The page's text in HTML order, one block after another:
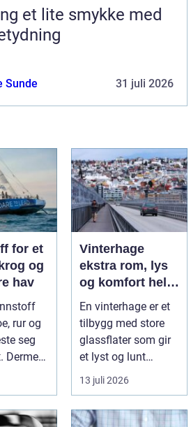
med
Sunde 31 juli 2026
for et
og
hav
rur og
seg
Dermed
bedre
Vinterhage
ekstra rom, lys
og komfort hele
året
En vinterhage er et
tilbygg med store
glassflater som gir
et lyst og lunt
oppholdsrom nær
hagen, ogs...
13 juli 2026